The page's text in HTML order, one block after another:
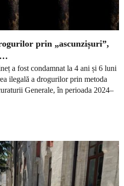
prin „ascunzișuri”,
a fost condamnat la 4 ani și 6 luni
ilegală a drogurilor prin metoda
Generale, în perioada 2024–